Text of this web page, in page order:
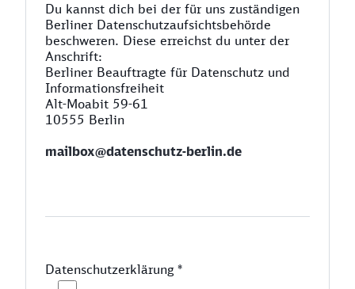
Du kannst dich bei der für uns zuständigen
Berliner Datenschutzaufsichtsbehörde
beschweren. Diese erreichst du unter der
Anschrift:
Berliner Beauftragte für Datenschutz und
Informationsfreiheit
Alt-Moabit 59-61
10555 Berlin
mailbox@datenschutz-berlin.de
Datenschutzerklärung*